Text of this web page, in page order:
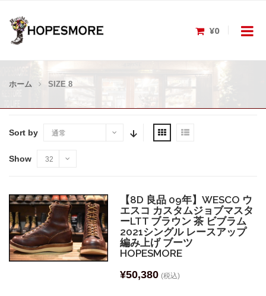
¥0
ホーム SIZE 8
Sort by 通常
Show 32
【8D 良品 09年】WESCO ウ
エスコ カスタムジョブマスタ
ーLTT ブラウン 茶 ビブラム
2021シングル レースアップ
編み上げ ブーツ
HOPESMORE
¥50,380 (税込)